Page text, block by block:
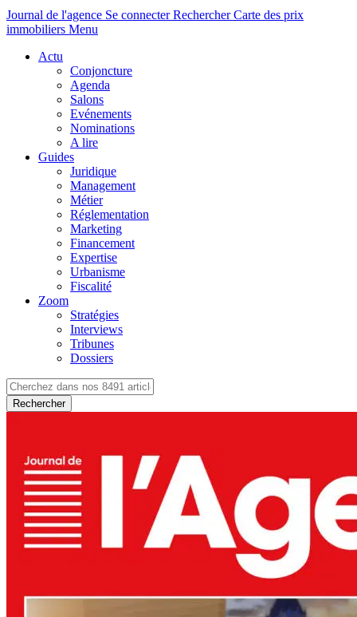
Journal de l'agence Se connecterRechercher Carte des prix
immobiliers Menu
Actu
Conjoncture
Agenda
Salons
Evénements
Nominations
A lire
Guides
Juridique
Management
Métier
Réglementation
Marketing
Financement
Expertise
Urbanisme
Fiscalité
Zoom
Stratégies
Interviews
Tribunes
Dossiers
Rechercher